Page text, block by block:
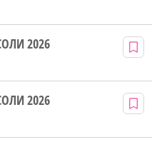
2026
2026